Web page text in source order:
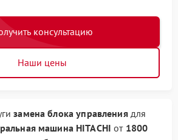
консультацию
Наши цены
замена блока управлениядля
машина HITACHI от 1800